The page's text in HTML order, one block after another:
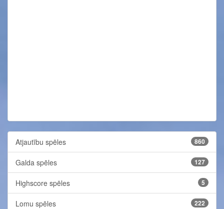
Atjautību spēles 860
Galda spēles 127
Highscore spēles 5
Lomu spēles 222